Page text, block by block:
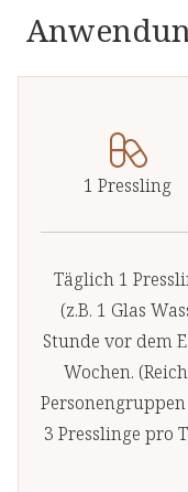
1 Pressling
Täglich 1
(z.B. 1 Glas
Stunde vor dem
Wochen.
3 Presslinge pro